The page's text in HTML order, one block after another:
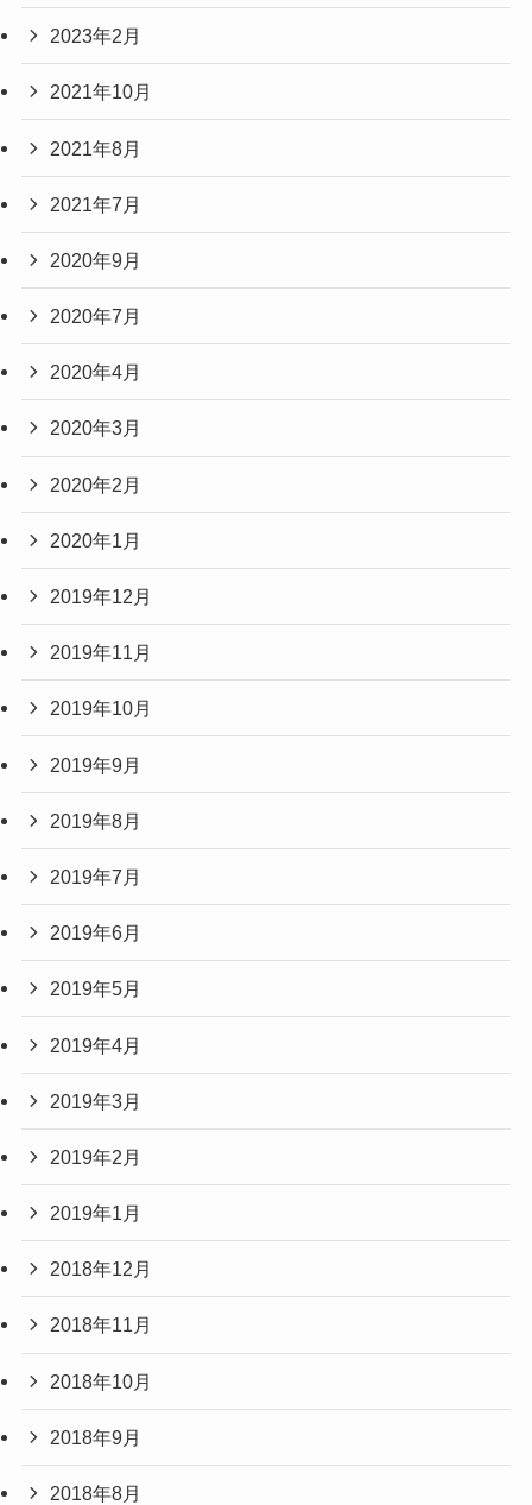
2023年2月
2021年10月
2021年8月
2021年7月
2020年9月
2020年7月
2020年4月
2020年3月
2020年2月
2020年1月
2019年12月
2019年11月
2019年10月
2019年9月
2019年8月
2019年7月
2019年6月
2019年5月
2019年4月
2019年3月
2019年2月
2019年1月
2018年12月
2018年11月
2018年10月
2018年9月
2018年8月